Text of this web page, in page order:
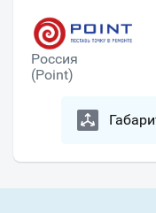
Россия
(Point)